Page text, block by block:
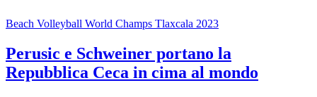
Beach Volleyball World Champs Tlaxcala 2023
Perusic e Schweiner portano la
Repubblica Ceca in cima al mondo